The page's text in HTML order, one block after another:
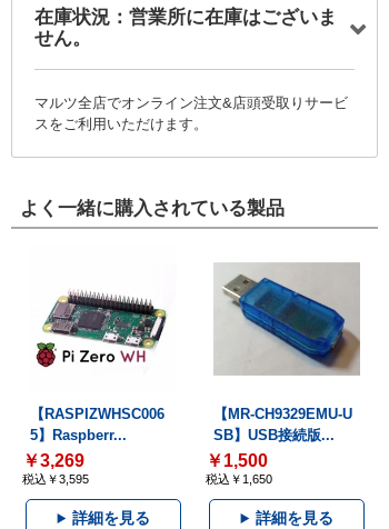
在庫状況：営業所に在庫はございま
せん。
マルツ全店でオンライン注文&店頭受取りサービ
スをご利用いただけます。
よく一緒に購入されている製品
【RASPIZWHSC006
5】Raspberr...
￥3,269
税込￥3,595
詳細を見る
【MR-CH9329EMU-U
SB】USB接続版...
￥1,500
税込￥1,650
詳細を見る